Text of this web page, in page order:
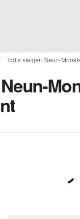
Tod’s steigert Neun-